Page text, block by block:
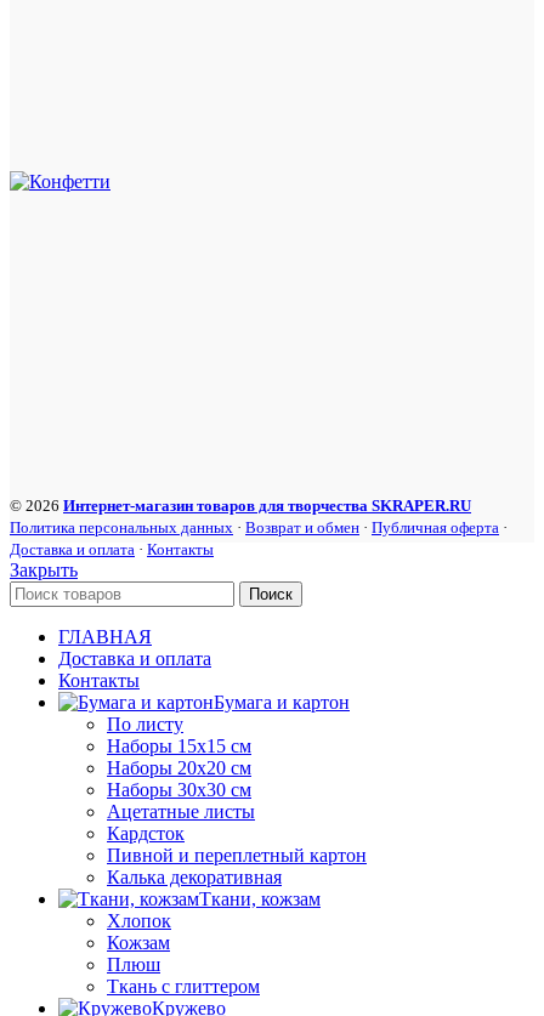
© 2026 Интернет-магазин товаров для творчества SKRAPER.RU
Политика персональных данных · Возврат и обмен · Публичная оферта ·
Доставка и оплата · Контакты
Закрыть
Поиск
ГЛАВНАЯ
Доставка и оплата
Контакты
Бумага и картон
По листу
Наборы 15х15 см
Наборы 20х20 см
Наборы 30х30 см
Ацетатные листы
Кардсток
Пивной и переплетный картон
Калька декоративная
Ткани, кожзам
Хлопок
Кожзам
Плюш
Ткань с глиттером
Кружево